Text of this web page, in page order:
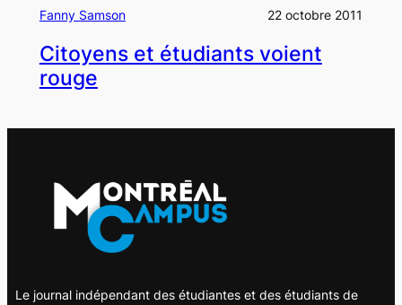
Fanny Samson 22 octobre 2011
Citoyens et étudiants voient
rouge
Le journal indépendant des étudiantes et des étudiants de